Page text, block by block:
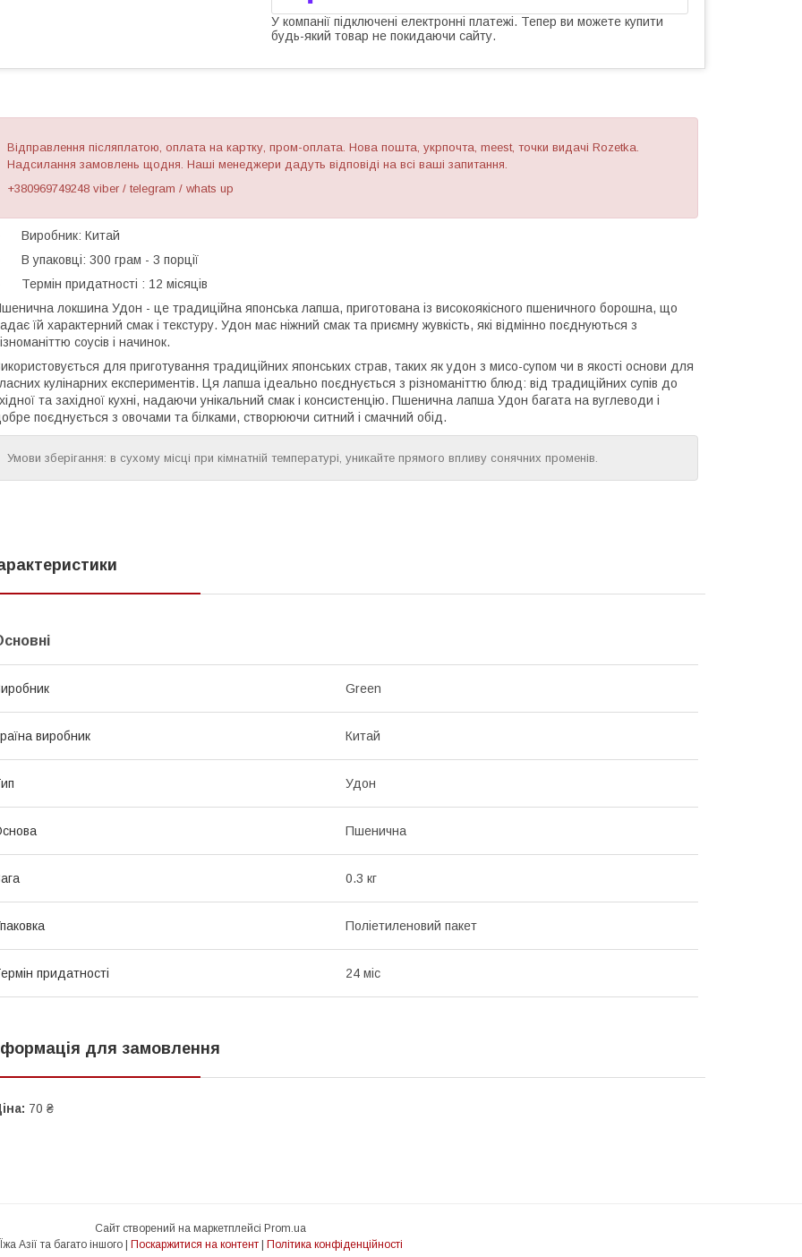
У компанії підключені електронні платежі. Тепер ви можете купити
будь-який товар не покидаючи сайту.
Відправлення післяплатою, оплата на картку, пром-оплата. Нова пошта, укрпочта, meest, точки видачі Rozetka.
Надсилання замовлень щодня. Наші менеджери дадуть відповіді на всі ваші запитання.
+380969749248 viber / telegram / whats up
Виробник: Китай
В упаковці: 300 грам - 3 порції
Термін придатності : 12 місяців
локшина Удон - це традиційна японська лапша, приготована із високоякісного пшеничного борошна, що
їй характерний смак і текстуру. Удон має ніжний смак та приємну жувкість, які відмінно поєднуються з
соусів і начинок.
для приготування традиційних японських страв, таких як удон з мисо-супом чи в якості основи для
кулінарних експериментів. Ця лапша ідеально поєднується з різноманіттю блюд: від традиційних супів до
та західної кухні, надаючи унікальний смак і консистенцію. Пшенична лапша Удон багата на вуглеводи і
поєднується з овочами та білками, створюючи ситний і смачний обід.
Умови зберігання: в сухому місці при кімнатній температурі, уникайте прямого впливу сонячних променів.
Green
виробник Китай
Удон
Пшенична
0.3 кг
Поліетиленовий пакет
придатності 24 міс
для замовлення
70 ₴
Сайт створений на маркетплейсі Prom.ua
Поскаржитися на контент Політика конфіденційності